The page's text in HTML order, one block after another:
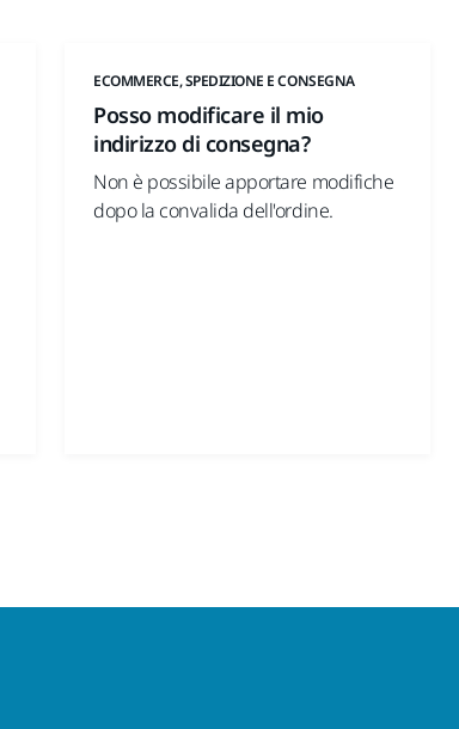
ECOMMERCE, SPEDIZIONE E CONSEGNA
Posso modificare il mio
indirizzo di consegna?
Non è possibile apportare modifiche
dopo la convalida dell'ordine.